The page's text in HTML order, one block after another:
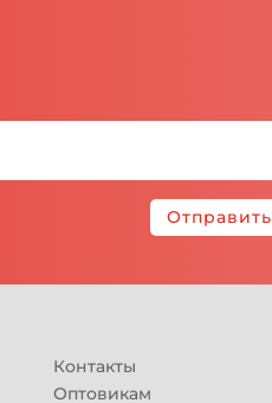
Отправить
Контакты
Оптовикам